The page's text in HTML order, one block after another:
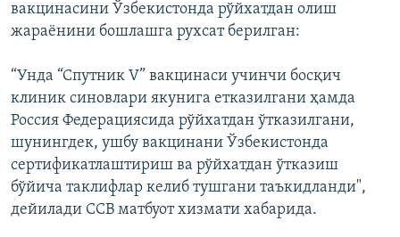
вакцинасини Ўзбекистонда рўйхатдан олиш
жараёнини бошлашга рухсат берилган:
“Унда “Спутник V” вакцинаси учинчи босқич
клиник синовлари якунига етказилгани ҳамда
Россия Федерациясида рўйхатдан ўтказилгани,
шунингдек, ушбу вакцинани Ўзбекистонда
сертификатлаштириш ва рўйхатдан ўтказиш
бўйича таклифлар келиб тушгани таъкидланди",
дейилади ССВ матбуот хизмати хабарида.